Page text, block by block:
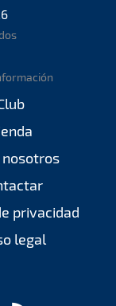
nosotros
privacidad
legal